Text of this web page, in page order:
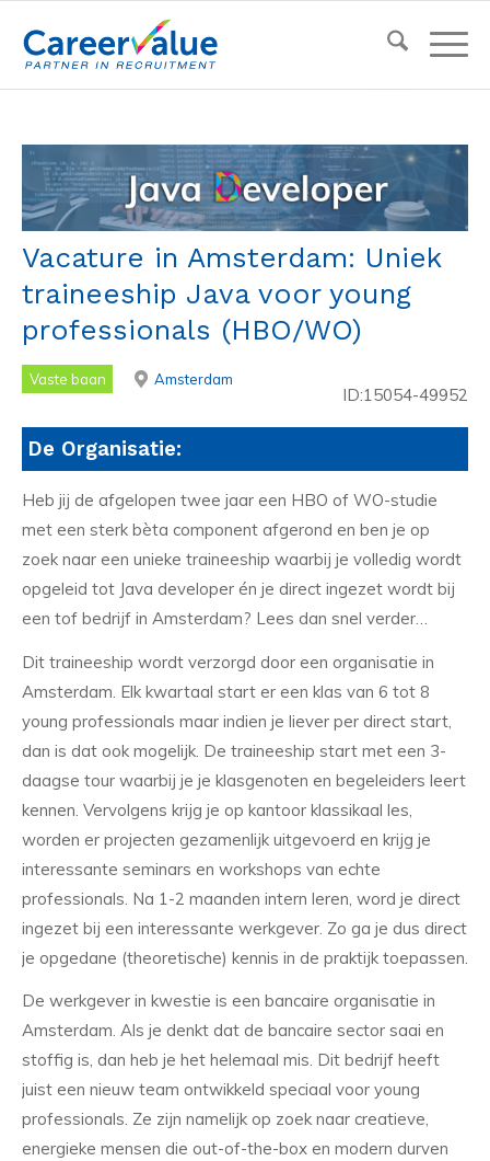
Vacature in Amsterdam: Uniek
traineeship Java voor young
professionals (HBO/WO)
Vaste baan Amsterdam
ID:15054-49952
De Organisatie:
Heb jij de afgelopen twee jaar een HBO of WO-studie
met een sterk bèta component afgerond en ben je op
zoek naar een unieke traineeship waarbij je volledig wordt
opgeleid tot Java developer én je direct ingezet wordt bij
een tof bedrijf in Amsterdam? Lees dan snel verder…
Dit traineeship wordt verzorgd door een organisatie in
Amsterdam. Elk kwartaal start er een klas van 6 tot 8
young professionals maar indien je liever per direct start,
dan is dat ook mogelijk. De traineeship start met een 3-
daagse tour waarbij je je klasgenoten en begeleiders leert
kennen. Vervolgens krijg je op kantoor klassikaal les,
worden er projecten gezamenlijk uitgevoerd en krijg je
interessante seminars en workshops van echte
professionals. Na 1-2 maanden intern leren, word je direct
ingezet bij een interessante werkgever. Zo ga je dus direct
je opgedane (theoretische) kennis in de praktijk toepassen.
De werkgever in kwestie is een bancaire organisatie in
Amsterdam. Als je denkt dat de bancaire sector saai en
stoffig is, dan heb je het helemaal mis. Dit bedrijf heeft
juist een nieuw team ontwikkeld speciaal voor young
professionals. Ze zijn namelijk op zoek naar creatieve,
energieke mensen die out-of-the-box en modern durven